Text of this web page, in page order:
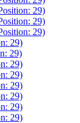
29)
29)
29)
29)
29)
29)
29)
29)
29)
29)
29)